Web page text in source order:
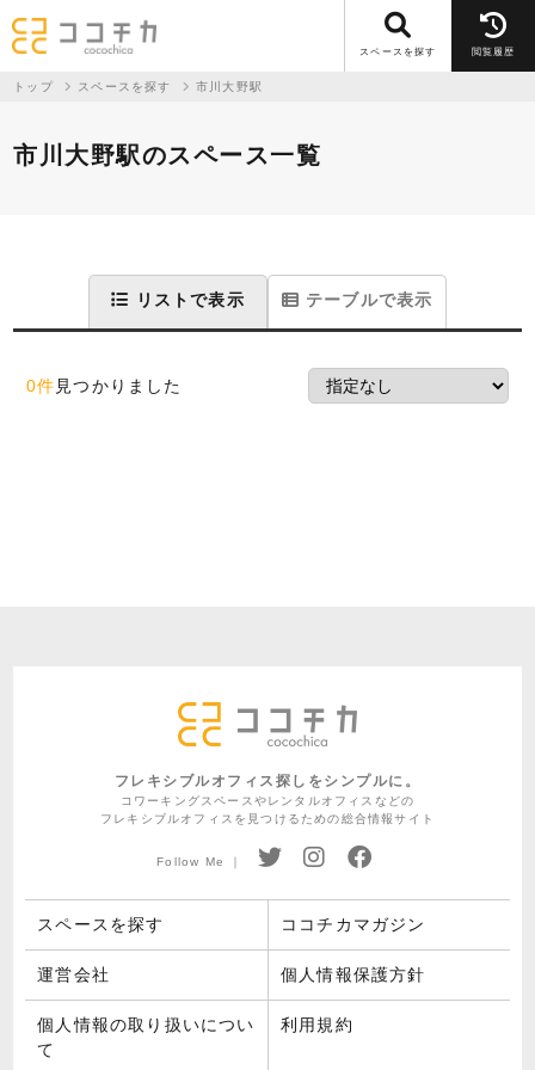
スペースを探す 閲覧履歴
トップ スペースを探す 市川大野駅
市川大野駅のスペース一覧
リストで表示 テーブルで表示
0件 見つかりました
フレキシブルオフィス探しをシンプルに。
コワーキングスペースやレンタルオフィスなどの
フレキシブルオフィスを見つけるための総合情報サイト
Follow Me ｜
スペースを探す ココチカマガジン
運営会社 個人情報保護方針
個人情報の取り扱いについ
て
利用規約